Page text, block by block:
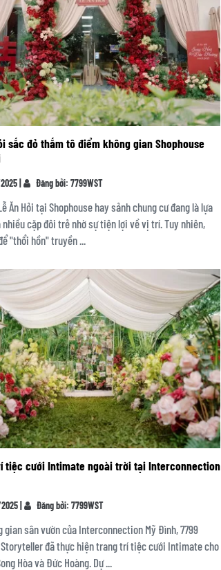
sắc đỏ thắm tô điểm không gian Shophouse
| Đăng bởi: 7799WST
Ăn Hỏi tại Shophouse hay sảnh chung cư đang là lựa
nhiều cặp đôi trẻ nhờ sự tiện lợi về vị trí. Tuy nhiên,
"thổi hồn" truyền ...
tiệc cưới Intimate ngoài trời tại Interconnection
| Đăng bởi: 7799WST
gian sân vườn của Interconnection Mỹ Đình, 7799
Storyteller đã thực hiện trang trí tiệc cưới Intimate cho
Hòa và Đức Hoàng. Dự ...